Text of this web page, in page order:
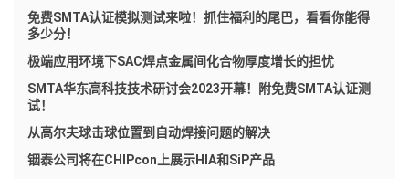
免费SMTA认证模拟测试来啦！抓住福利的尾巴，看看你能得
多少分！
极端应用环境下SAC焊点金属间化合物厚度增长的担忧
SMTA华东高科技技术研讨会2023开幕！附免费SMTA认证测
试！
从高尔夫球击球位置到自动焊接问题的解决
铟泰公司将在CHIPcon上展示HIA和SiP产品